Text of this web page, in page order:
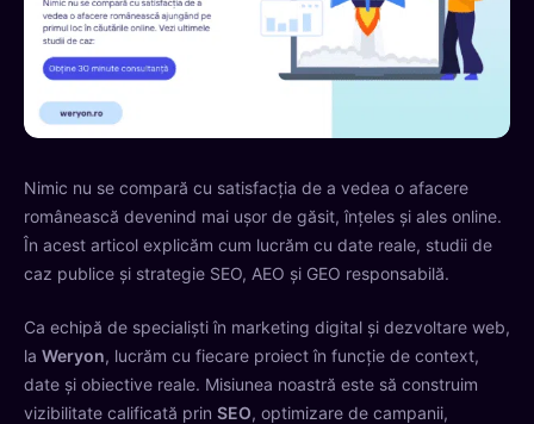
Nimic nu se compară cu satisfacția de a vedea o afacere
românească devenind mai ușor de găsit, înțeles și ales online.
În acest articol explicăm cum lucrăm cu date reale, studii de
caz publice și strategie SEO, AEO și GEO responsabilă.
Ca echipă de specialiști în marketing digital și dezvoltare web,
la Weryon, lucrăm cu fiecare proiect în funcție de context,
date și obiective reale. Misiunea noastră este să construim
vizibilitate calificată prin SEO, optimizare de campanii,